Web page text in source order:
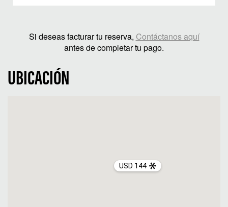
Si deseas facturar tu reserva, Contáctanos aquí
antes de completar tu pago.
UBICACIÓN
USD 144